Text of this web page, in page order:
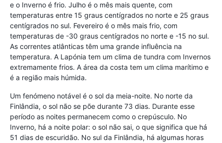
e o Inverno é frio. Julho é o mês mais quente, com
temperaturas entre 15 graus centígrados no norte e 25 graus
centígrados no sul. Fevereiro é o mês mais frio, com
temperaturas de -30 graus centígrados no norte e -15 no sul.
As correntes atlânticas têm uma grande influência na
temperatura. A Lapónia tem um clima de tundra com Invernos
extremamente frios. A área da costa tem um clima marítimo e
é a região mais húmida.
Um fenómeno notável é o sol da meia-noite. No norte da
Finlândia, o sol não se põe durante 73 dias. Durante esse
período as noites permanecem como o crepúsculo. No
Inverno, há a noite polar: o sol não sai, o que significa que há
51 dias de escuridão. No sul da Finlândia, há algumas horas